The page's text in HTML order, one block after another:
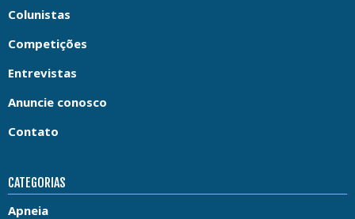
Colunistas
Competições
Entrevistas
Anuncie conosco
Contato
CATEGORIAS
Apneia